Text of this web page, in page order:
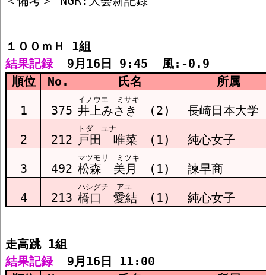
砲丸投1組 結果
200m1組 結果
走幅跳1組 結果
やり投1組 結果
800m1組 結果
１００ｍＨ 1組
結果記録
  9月16日 9:45  風:-0.9
順位
No. 氏名 所属
1 375
イノウエ ミサキ
井上みさき (2) 長崎日本大学
2 212
トダ ユナ
戸田 唯菜 (1) 純心女子
3 492
マツモリ ミツキ
松森 美月 (1) 諫早商
4 213
ハシグチ アユ
橋口 愛結 (1) 純心女子
走高跳 1組
結果記録
  9月16日 11:00